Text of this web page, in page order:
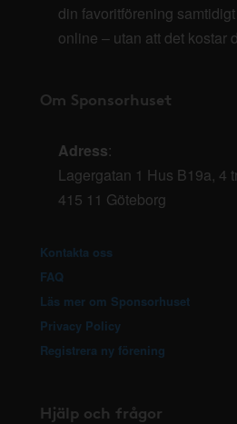
din favoritförening
online – utan att det kostar
Om Sponsorhuset
Adress:
Lagergatan 1 Hus B19a, 4
415 11 Göteborg
Kontakta oss
FAQ
Läs mer om Sponsorhuset
Privacy Policy
Registrera ny förening
Hjälp och frågor